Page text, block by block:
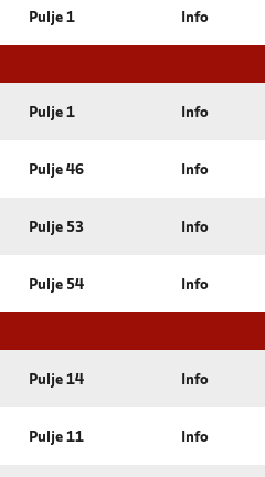
Pulje 1 Info
Pulje 1 Info
Pulje 46 Info
Pulje 53 Info
Pulje 54 Info
Pulje 14 Info
Pulje 11 Info